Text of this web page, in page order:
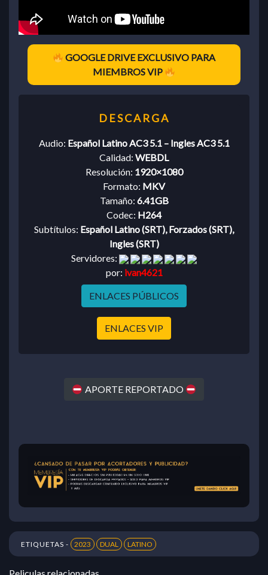
GOOGLE DRIVE EXCLUSIVO PARA
MIEMBROS VIP
Audio: Español Latino AC3 5.1 – Ingles AC3 5.1
Calidad: WEBDL
Resolución: 1920×1080
Formato: MKV
Tamaño: 6.41GB
Codec: H264
Subtítulos: Español Latino (SRT), Forzados (SRT),
Ingles (SRT)
Servidores:
por: ivan4621
ENLACES PÚBLICOS
ENLACES VIP
APORTE REPORTADO
ETIQUETAS - 2023 DUAL LATINO